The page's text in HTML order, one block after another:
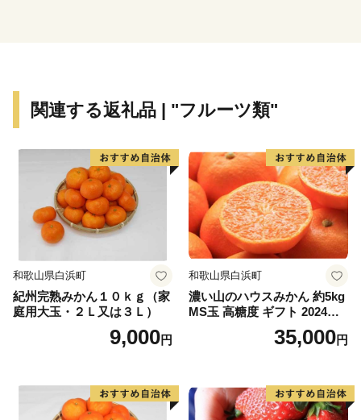
委託先(寄附受付・返礼品手配・受領証明書の発行及び
企業など)へ寄附者様の個人情報を委託させていただく
場合がございますが、その場合には、守秘義務契約等を
締結し、個人情報保護に万全を期します。
---------------------------------------------------------------------------
---
本サイトの運営は、株式会社ローカルがおこなっており
お電話及びメールは、当社がご対応いたします。
合せ先】
E-mail：hidakagawa@lo-cal.co.jp
関連する返礼品 | "フルーツ類"
和歌山県白浜町
紀州完熟みかん１０ｋｇ（家
庭用大玉・２Ｌ又は３Ｌ）
9,000円
和歌山県白浜町
濃い山のハウスみかん 約5kg
MS玉 高糖度 ギフト 2024年7
35,000円